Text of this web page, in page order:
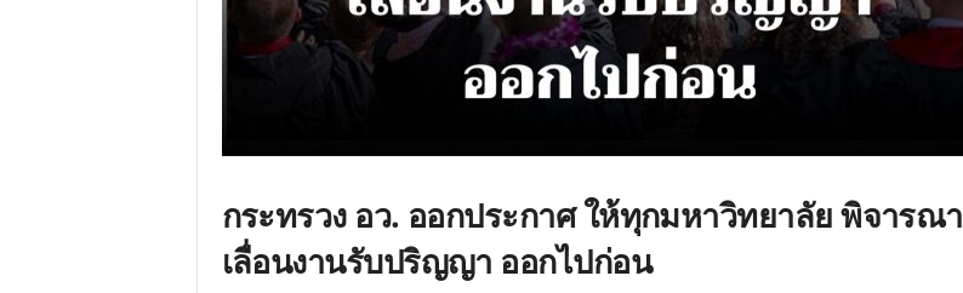
กระทรวง อว. ออกประกาศ ให้ทุกมหาวิทยาลัย พิจารณา
เลื่อนงานรับปริญญา ออกไปก่อน